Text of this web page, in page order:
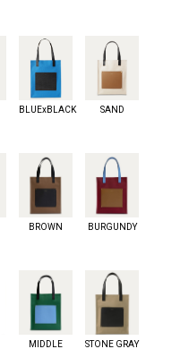
BLUExBLACK SAND
BROWN BURGUNDY
MIDDLE
STONE GRAY